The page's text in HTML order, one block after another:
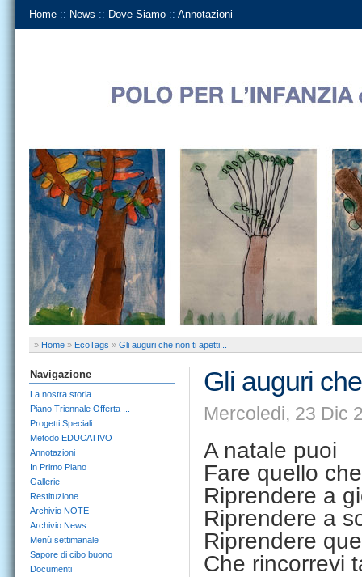
Home :: News :: Dove Siamo :: Annotazioni
» Home » EcoTags » Gli auguri che non ti apetti...
Gli auguri
Mercoledi, 23 Dic
A natale puoi
Fare quello
Riprendere a
Riprendere a
Riprendere
Che rincorrevi
Navigazione
La nostra storia
Piano Triennale Offerta ...
Progetti Speciali
Metodo EDUCATIVO
Annotazioni
In Primo Piano
Gallerie
Restituzione
Archivio NOTE
Archivio News
Menù settimanale
Sapore di cibo buono
Documenti